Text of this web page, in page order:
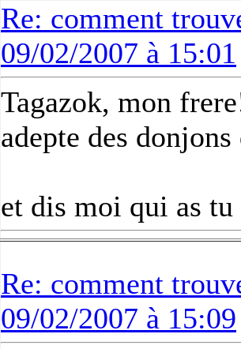
Re: comment
09/02/2007 à 15:01
Tagazok, mon
adepte des
et dis moi qui as
Re: comment
09/02/2007 à 15:09